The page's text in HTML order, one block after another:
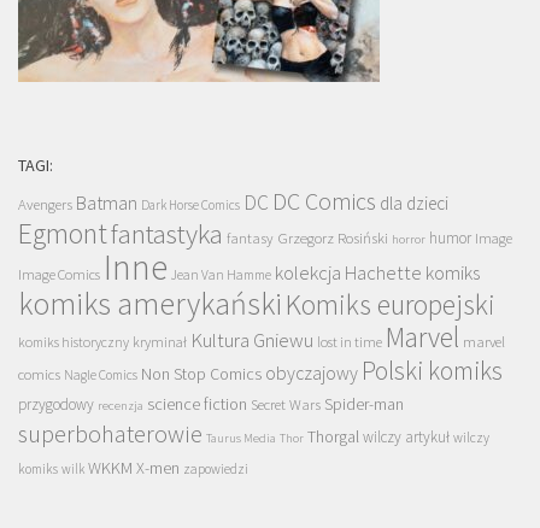
TAGI:
Avengers Batman Dark Horse Comics DC DC Comics dla dzieci
Egmontfantastyka fantasy Grzegorz Rosiński horror humor Image
Image Comics Inne Jean Van Hamme kolekcja Hachette komiks
komiks amerykański Komiks europejski
komiks historyczny kryminał Kultura Gniewu lost in time Marvel marvel
comics Nagle Comics Non Stop Comics obyczajowy Polski komiks
przygodowy recenzja science fiction Secret Wars Spider-man
superbohaterowie Taurus Media Thor Thorgalwilczy artykuł wilczy
komiks wilk WKKM X-men zapowiedzi